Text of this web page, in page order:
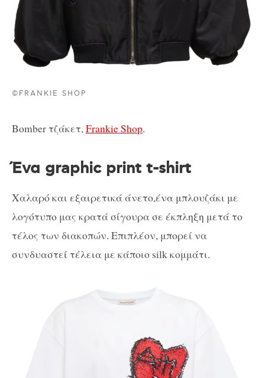
©FRANKIE SHOP
Bomber τζάκετ, Frankie Shop.
Ένα graphic print t-shirt
Χαλαρό και εξαιρετικά άνετο,ένα μπλουζάκι με
λογότυπο μας κρατά σίγουρα σε έκπληξη μετά το
τέλος των διακοπών. Επιπλέον, μπορεί να
συνδυαστεί τέλεια με κάποιο silk κομμάτι.